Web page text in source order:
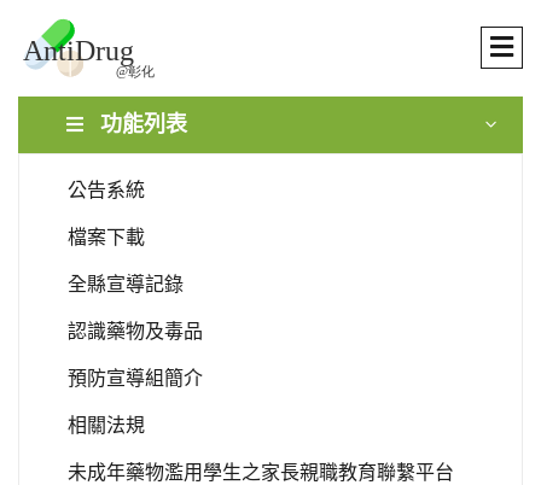
功能列表
公告系統
檔案下載
全縣宣導記錄
認識藥物及毒品
預防宣導組簡介
相關法規
未成年藥物濫用學生之家長親職教育聯繫平台